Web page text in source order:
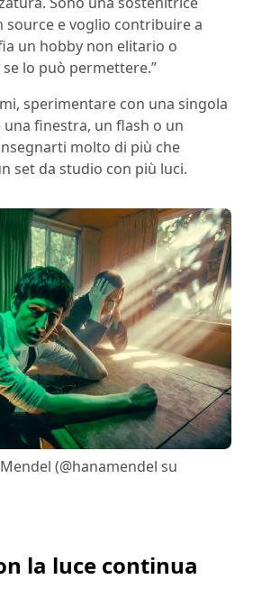
source e voglio contribuire a
un hobby non elitario o
lo può permettere.”
sperimentare con una singola
finestra, un flash o un
molto di più che
set da studio con più luci.
image(@hanamendel su
la luce continua